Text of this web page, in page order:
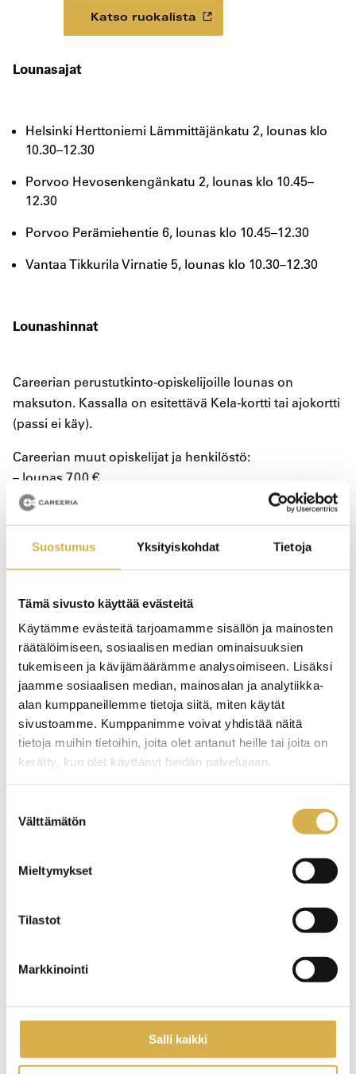
Suostumus Yksityiskohdat Tietoja
Tämä sivusto käyttää evästeitä
Käytämme evästeitä tarjoamamme sisällön ja mainosten
räätälöimiseen, sosiaalisen median ominaisuuksien
tukemiseen ja kävijämäärämme analysoimiseen. Lisäksi
jaamme sosiaalisen median, mainosalan ja analytiikka-
alan kumppaneillemme tietoja siitä, miten käytät
sivustoamme. Kumppanimme voivat yhdistää näitä
tietoja muihin tietoihin, joita olet antanut heille tai joita on
kerätty, kun olet käyttänyt heidän palvelujaan.
valinta
Välttämätön
Mieltymykset
Tilastot
Markkinointi
Salli kaikki
Katso ruokalista
Lounasajat
Helsinki Herttoniemi Lämmittäjänkatu 2, lounas klo
10.30–12.30
Porvoo Hevosenkengänkatu 2, lounas klo 10.45–
12.30
Porvoo Perämiehentie 6, lounas klo 10.45–12.30
Vantaa Tikkurila Virnatie 5, lounas klo 10.30–12.30
Lounashinnat
Careerian perustutkinto-opiskelijoille lounas on
maksuton. Kassalla on esitettävä Kela-kortti tai ajokortti
(passi ei käy).
Careerian muut opiskelijat ja henkilöstö:
– lounas 7,00 €
– salaattilounas 5,00 €
Ulkopuoliset asiakkaat:
– lounas 11,50 €
Ammattitien ruokala
Ammattitien ruokalan toiminnasta vastaa Prakticum.
Aamupuuro tarjoillaan Careerian opiskelijoille klo 8.00
– 10.00 ja lounas klo 11.30.
Ilmaiseen ruokailuun oikeutetut opiskelijat liikkuvat
aluksi opettajan johdolla. Kassalla on esitettävä Kela-
– lounaan hinta on 8,90 € (sisältää kahvin). Erillisiä
lounaslippuja ei enää myydä.
Allergioista toimitetaan lääkärintodistus emännälle.